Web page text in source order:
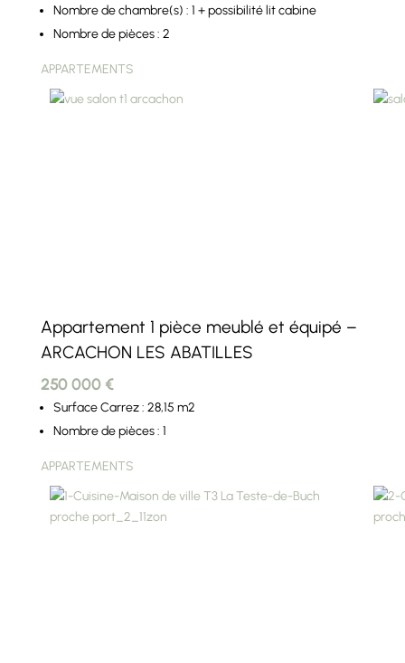
Nombre de chambre(s) : 1 + possibilité lit cabine
Nombre de pièces : 2
APPARTEMENTS
Appartement 1 pièce meublé et équipé –
ARCACHON LES ABATILLES
250 000 €
Surface Carrez : 28,15 m2
Nombre de pièces : 1
APPARTEMENTS